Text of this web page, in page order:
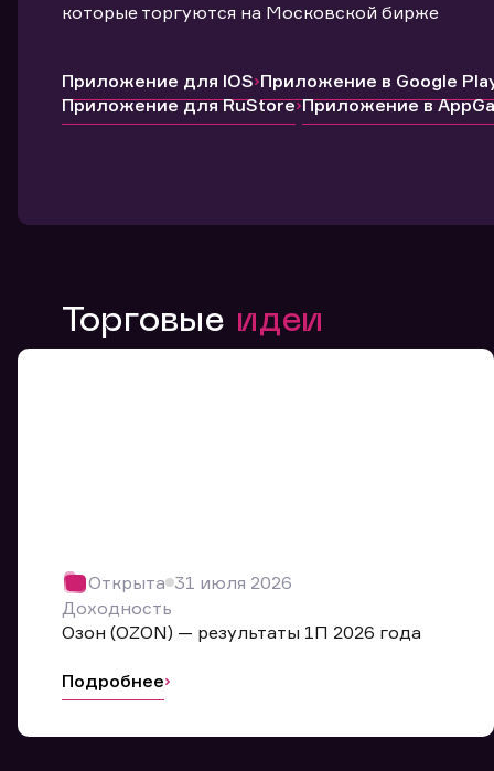
которые торгуются на Московской бирже
Приложение для IOS Приложение в Google
Приложение для RuStore Приложение в
Торговые идеи
Открыта 31 июля 2026
Доходность
Озон (OZON) — результаты 1П 2026 года
Подробнее
Мы